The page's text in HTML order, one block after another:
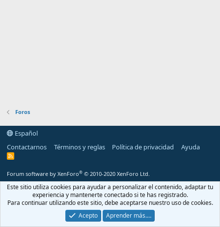
Foros
Español
Contactarnos
Términos y reglas Política de privacidad Ayuda
R
Forum software by XenForo® © 2010-2020 XenForo Ltd.
Este sitio utiliza cookies para ayudar a personalizar el contenido, adaptar tu
experiencia y mantenerte conectado si te has registrado.
Para continuar utilizando este sitio, debe aceptarse nuestro uso de cookies.
Acepto
Aprender más.…